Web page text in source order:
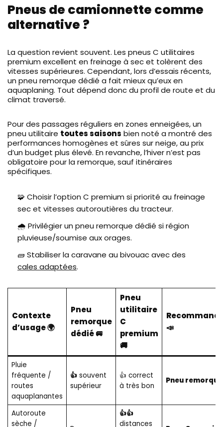
Pneus de camionnette comme
alternative ?
La question revient souvent. Les pneus C utilitaires
premium excellent en freinage à sec et tolèrent des
vitesses supérieures. Cependant, lors d’essais récents,
un pneu remorque dédié a fait mieux qu’eux en
aquaplaning. Tout dépend donc du profil de route et du
climat traversé.
Pour des passages réguliers en zones enneigées, un
pneu utilitaire toutes saisons bien noté a montré des
performances homogènes et sûres sur neige, au prix
d’un budget plus élevé. En revanche, l’hiver n’est pas
obligatoire pour la remorque, sauf itinéraires
spécifiques.
🧩 Choisir l’option C premium si priorité au freinage
sec et vitesses autoroutières du tracteur.
🌧️ Privilégier un pneu remorque dédié si région
pluvieuse/soumise aux orages.
🧱 Stabiliser la caravane au bivouac avec des
cales adaptées.
Contexte
d’usage 🌍
Pneu
remorque
dédié 🚐
Pneu
utilitaire
C
premium
🚚
📣
Pluie
fréquente /
routes
aquaplanantes
👍souvent
supérieur
👍 correct
à très bon
Pneu remorque
Autoroute
sèche /
👍👍
distances